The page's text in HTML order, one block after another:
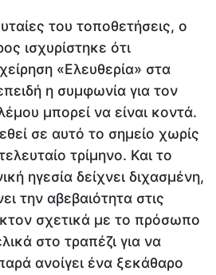
του τοποθετήσεις, ο
ισχυρίστηκε ότι
«Ελευθερία» στα
η συμφωνία για τον
μπορεί να είναι κοντά.
σε αυτό το σημείο χωρίς
τρίμηνο. Και το
ηγεσία δείχνει διχασμένη,
την αβεβαιότητα στις
σχετικά με το πρόσωπο
στο τραπέζι για να
ανοίγει ένα ξεκάθαρο